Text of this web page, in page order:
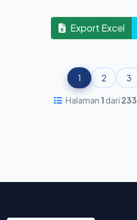
Export Excel
1 2 3
Halaman 1 dari 233